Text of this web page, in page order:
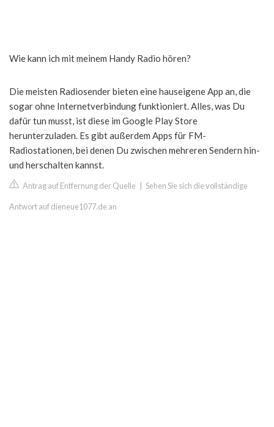
Wie kann ich mit meinem Handy Radio hören?
Die meisten Radiosender bieten eine hauseigene App an, die
sogar ohne Internetverbindung funktioniert. Alles, was Du
dafür tun musst, ist diese im Google Play Store
herunterzuladen. Es gibt außerdem Apps für FM-
Radiostationen, bei denen Du zwischen mehreren Sendern hin-
und herschalten kannst.
Antrag auf Entfernung der Quelle Sehen Sie sich die vollständige
Antwort auf dieneue1077.de an